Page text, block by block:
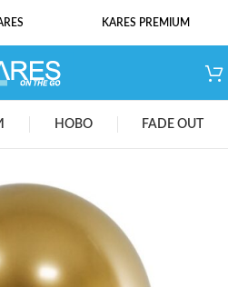
KARES PREMIUM
НОВО FADE OUT